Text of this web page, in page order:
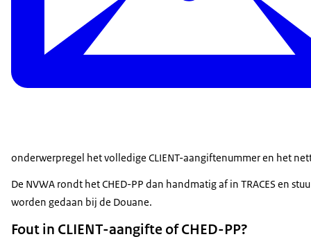
onderwerpregel het volledige CLIENT-aangiftenummer en het
De NVWA rondt het CHED-PP dan handmatig af in TRACES en
worden gedaan bij de Douane.
Fout in CLIENT-aangifte of CHED-PP?